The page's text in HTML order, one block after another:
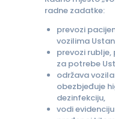
radne zadatke:
prevozi
vozilima
prevozi rublje,
za potrebe
održava
obezbjeđuje
dezinfekciju,
vodi